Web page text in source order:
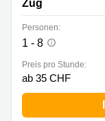
Zug
Personen:
1 - 8
Preis pro Stunde:
ab 35 CHF